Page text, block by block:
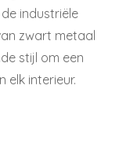
industriële
zwart metaal
stijl om een
elk interieur.